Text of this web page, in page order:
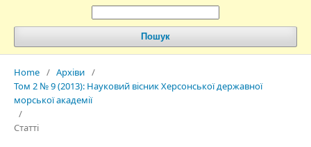
Пошук
Home / Архіви /
Том 2 № 9 (2013): Науковий вісник Херсонської державної
морської академії
/
Статті